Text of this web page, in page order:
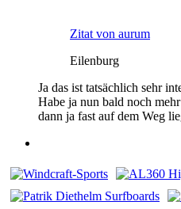
Zitat von aurum
Eilenburg
Ja das ist tatsächlich sehr
Habe ja nun bald noch
dann ja fast auf dem Weg